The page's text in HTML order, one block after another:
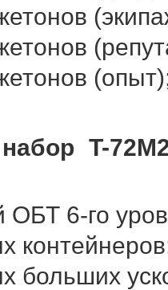
T-
6-го
больших